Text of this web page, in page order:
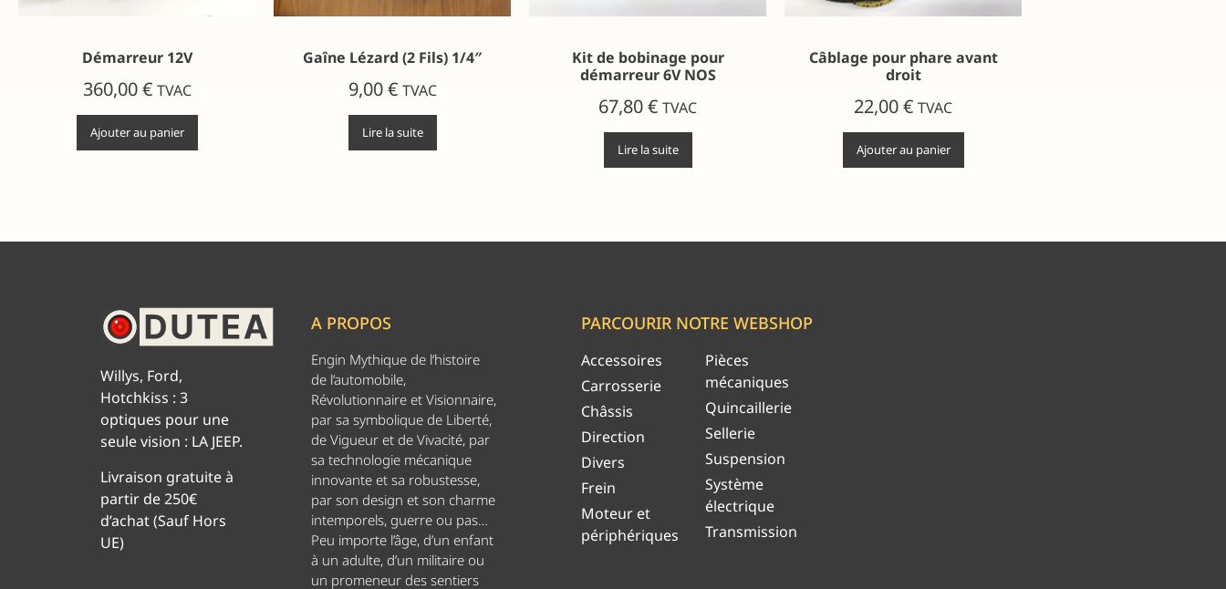
Démarreur 12V
360,00€ TVAC
Ajouter au panier
Gaîne Lézard (2 Fils) 1/4″
9,00€ TVAC
Lire la suite
Kit de bobinage pour
démarreur 6V NOS
67,80€ TVAC
Lire la suite
Câblage pour phare avant
droit
22,00€ TVAC
Ajouter au panier
Willys, Ford,
Hotchkiss : 3
optiques pour une
seule vision : LA JEEP.
Livraison gratuite à
partir de 250€
d’achat (Sauf Hors
UE)
A PROPOS
Engin Mythique de l’histoire
de l’automobile,
Révolutionnaire et Visionnaire,
par sa symbolique de Liberté,
de Vigueur et de Vivacité, par
sa technologie mécanique
innovante et sa robustesse,
par son design et son charme
intemporels, guerre ou pas…
Peu importe l’âge, d’un enfant
à un adulte, d’un militaire ou
un promeneur des sentiers
PARCOURIR NOTRE WEBSHOP
Accessoires
Carrosserie
Châssis
Direction
Divers
Frein
Moteur et
périphériques
Pièces
mécaniques
Quincaillerie
Sellerie
Suspension
Système
électrique
Transmission